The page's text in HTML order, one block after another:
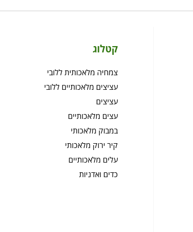
קטלוג
צמחיה מלאכותית ללובי
עציצים מלאכותיים ללובי
עציצים
עצים מלאכותיים
במבוק מלאכותי
קיר ירוק מלאכותי
עלים מלאכותיים
כדים ואדניות